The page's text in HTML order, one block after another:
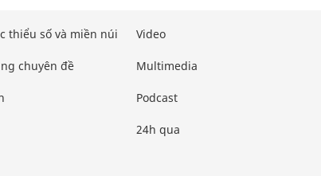
thiểu số và miền núi
chuyên đề
Video
Multimedia
Podcast
24h qua